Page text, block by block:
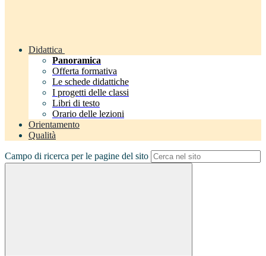
Didattica
Panoramica
Offerta formativa
Le schede didattiche
I progetti delle classi
Libri di testo
Orario delle lezioni
Orientamento
Qualità
Campo di ricerca per le pagine del sito